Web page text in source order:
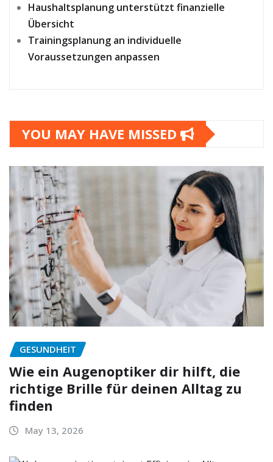
Haushaltsplanung unterstützt finanzielle
Übersicht
Trainingsplanung an individuelle
Voraussetzungen anpassen
YOU MAY HAVE MISSED
GESUNDHEIT
Wie ein Augenoptiker dir hilft, die
richtige Brille für deinen Alltag zu
finden
May 13, 2026